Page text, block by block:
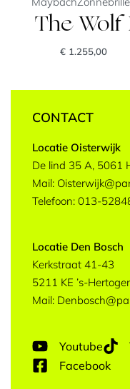
The Wolf
€ 1.255,00
CONTACT
Locatie Oisterwijk
De lind 35 A, 5061
Mail:
Telefoon: 013-
Locatie Den Bosch
Kerkstraat 41-43
5211 KE ’s-
Mail:
Youtube
Facebook